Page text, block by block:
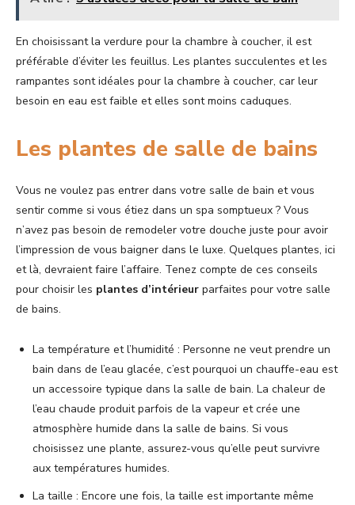
En choisissant la verdure pour la chambre à coucher, il est
préférable d’éviter les feuillus. Les plantes succulentes et les
rampantes sont idéales pour la chambre à coucher, car leur
besoin en eau est faible et elles sont moins caduques.
Les plantes de salle de bains
Vous ne voulez pas entrer dans votre salle de bain et vous
sentir comme si vous étiez dans un spa somptueux ? Vous
n’avez pas besoin de remodeler votre douche juste pour avoir
l’impression de vous baigner dans le luxe. Quelques plantes, ici
et là, devraient faire l’affaire. Tenez compte de ces conseils
pour choisir les plantes d’intérieur parfaites pour votre salle
de bains.
La température et l’humidité : Personne ne veut prendre un
bain dans de l’eau glacée, c’est pourquoi un chauffe-eau est
un accessoire typique dans la salle de bain. La chaleur de
l’eau chaude produit parfois de la vapeur et crée une
atmosphère humide dans la salle de bains. Si vous
choisissez une plante, assurez-vous qu’elle peut survivre
aux températures humides.
La taille : Encore une fois, la taille est importante même